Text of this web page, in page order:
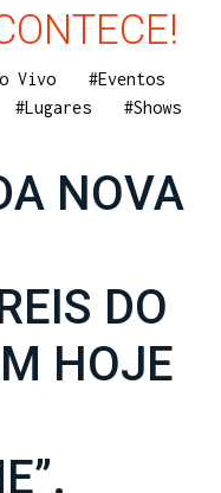
Vivo
#Eventos
#Lugares
#Shows
NOVA
DO
HOJE